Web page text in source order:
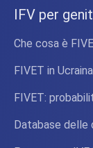
IFV per
Che cosa è
FIVET in
FIVET:
Database delle